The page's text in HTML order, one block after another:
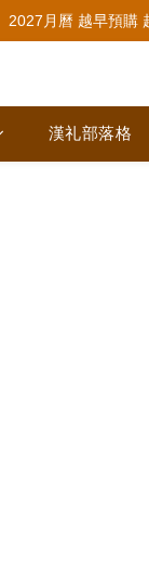
推薦新會員入會，賺取
2027月曆 越早預購
漢礼部落格